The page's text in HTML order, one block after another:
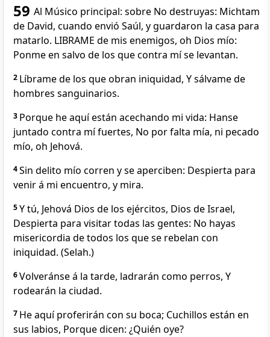
59 Al Músico principal: sobre No destruyas: Michtam
de David, cuando envió Saúl, y guardaron la casa para
matarlo. LIBRAME de mis enemigos, oh Dios mío:
Ponme en salvo de los que contra mí se levantan.
2 Líbrame de los que obran iniquidad, Y sálvame de
hombres sanguinarios.
3 Porque he aquí están acechando mi vida: Hanse
juntado contra mí fuertes, No por falta mía, ni pecado
mío, oh Jehová.
4Sin delito mío corren y se aperciben: Despierta para
venir á mi encuentro, y mira.
5Y tú, Jehová Dios de los ejércitos, Dios de Israel,
Despierta para visitar todas las gentes: No hayas
misericordia de todos los que se rebelan con
iniquidad. (Selah.)
6Volveránse á la tarde, ladrarán como perros, Y
rodearán la ciudad.
7 He aquí proferirán con su boca; Cuchillos están en
sus labios, Porque dicen: ¿Quién oye?